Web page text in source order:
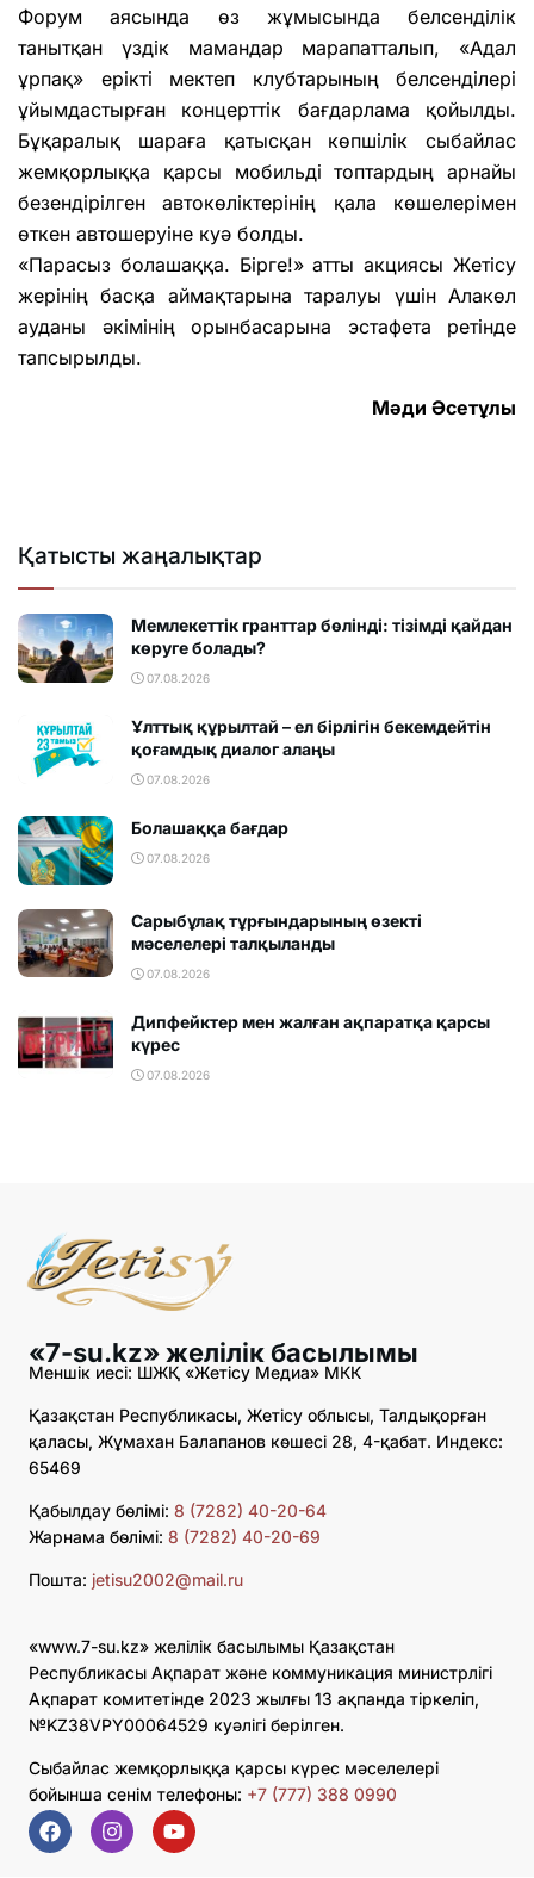
Форум аясында өз жұмысында белсенділік
танытқан үздік мамандар марапатталып, «Адал
ұрпақ» ерікті мектеп клубтарының белсенділері
ұйымдастырған концерттік бағдарлама қойылды.
Бұқаралық шараға қатысқан көпшілік сыбайлас
жемқорлыққа қарсы мобильді топтардың арнайы
безендірілген автокөліктерінің қала көшелерімен
өткен автошеруіне куә болды.
«Парасыз болашаққа. Бірге!» атты акциясы Жетісу
жерінің басқа аймақтарына таралуы үшін Алакөл
ауданы әкімінің орынбасарына эстафета ретінде
тапсырылды.
Мәди Әсетұлы
Қатысты жаңалықтар
Мемлекеттік гранттар бөлінді: тізімді қайдан
көруге болады?
07.08.2026
Ұлттық құрылтай – ел бірлігін бекемдейтін
қоғамдық диалог алаңы
07.08.2026
Болашаққа бағдар
07.08.2026
Сарыбұлақ тұрғындарының өзекті
мәселелері талқыланды
07.08.2026
Дипфейктер мен жалған ақпаратқа қарсы
күрес
07.08.2026
«7-su.kz» желілік басылымы
Меншік иесі: ШЖҚ «Жетісу Медиа» МКК
Қазақстан Республикасы, Жетісу облысы, Талдықорған
қаласы, Жұмахан Балапанов көшесі 28, 4-қабат. Индекс:
65469
Қабылдау бөлімі: 8 (7282) 40-20-64
Жарнама бөлімі: 8 (7282) 40-20-69
Пошта: jetisu2002@mail.ru
«www.7-su.kz» желілік басылымы Қазақстан
Республикасы Ақпарат және коммуникация министрлігі
Ақпарат комитетінде 2023 жылғы 13 ақпанда тіркеліп,
№KZ38VPY00064529 куәлігі берілген.
Сыбайлас жемқорлыққа қарсы күрес мәселелері
бойынша сенім телефоны: +7 (777) 388 0990